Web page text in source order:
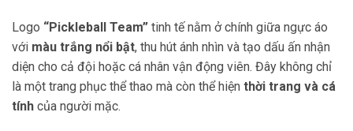
Logo “Pickleball Team” tinh tế nằm ở chính giữa ngực áo
với màu trắng nổi bật, thu hút ánh nhìn và tạo dấu ấn nhận
diện cho cả đội hoặc cá nhân vận động viên. Đây không chỉ
là một trang phục thể thao mà còn thể hiện thời trang và cá
tính của người mặc.